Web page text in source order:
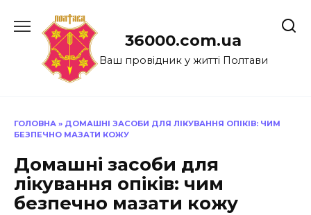
до
36000.com.ua
Ваш провідник у житті Полтави
ГОЛОВНА » ДОМАШНІ ЗАСОБИ ДЛЯ ЛІКУВАННЯ ОПІКІВ: ЧИМ
БЕЗПЕЧНО МАЗАТИ КОЖУ
Домашні засоби для
лікування опіків: чим
безпечно мазати кожу